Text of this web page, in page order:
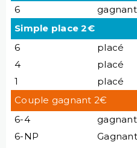
6
gagnant
Simple place 2€
6
placé
4
placé
1
placé
Couple gagnant 2€
6-4
gagnant
6-NP